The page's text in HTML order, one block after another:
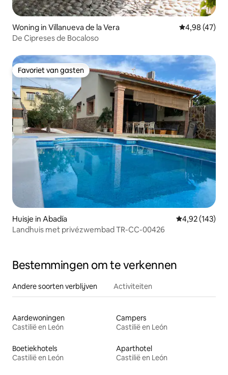
Woning in Villanueva de la Vera Gemiddelde
4,98 (47)
De Cipreses de Bocaloso
Favoriet van gasten
Favoriet van gasten
Huisje in Abadía Gemiddelde
4,92 (143)
Landhuis met privézwembad TR-CC-00426
Bestemmingen om te verkennen
Andere soorten verblijven Activiteiten
Aardewoningen
Castilië en León
Campers
Castilië en León
Boetiekhotels
Castilië en León
Aparthotel
Castilië en León